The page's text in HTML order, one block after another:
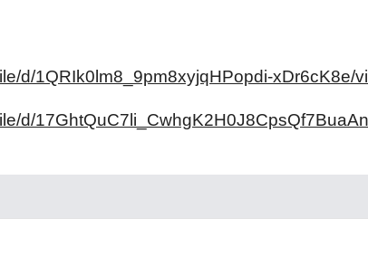
d/1QRIk0lm8_9pm8xyjqHPopdi-xDr6cK8e/
d/